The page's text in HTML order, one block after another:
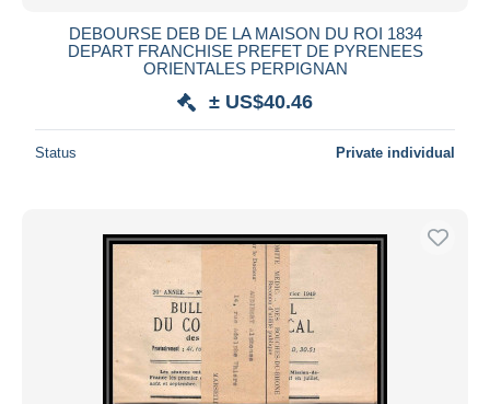
DEBOURSE DEB DE LA MAISON DU ROI 1834
DEPART FRANCHISE PREFET DE PYRENEES
ORIENTALES PERPIGNAN
± US$40.46
Status Private individual